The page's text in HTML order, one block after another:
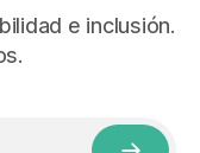
e inclusión.